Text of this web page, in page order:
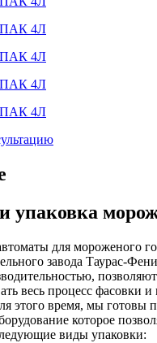
упаковка
для мороженого
завода Таурас-
весь процесс фасовки
этого время, мы готовы
которое
виды упаковки: